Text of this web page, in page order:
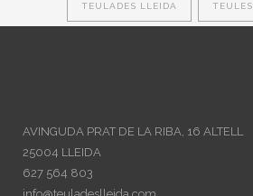
TEULADES LLEIDA TEULES
AVINGUDA PRAT DE LA RIBA, 16 ALTELL
25004 LLEIDA
627 564 803